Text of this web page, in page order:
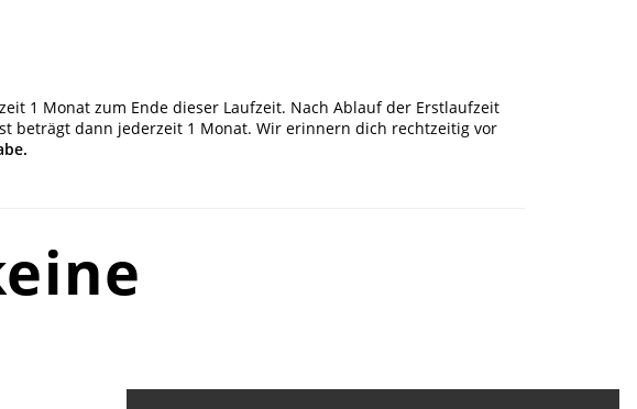
1 Monat zum Ende dieser Laufzeit. Nach Ablauf der Erstlaufzeit
beträgt dann jederzeit 1 Monat. Wir erinnern dich rechtzeitig vor